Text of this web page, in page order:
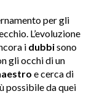
per gli
L’evoluzione
i dubbisono
gli occhi di un
e cerca di
possibile da quei